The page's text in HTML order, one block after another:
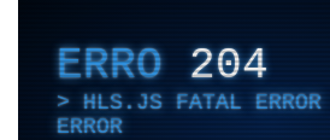
ERRO204
HLS.JS FATAL ERROR
ERROR